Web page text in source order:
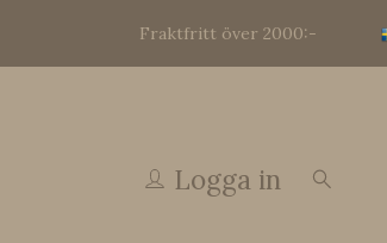
Fraktfritt över 2000:-
Logga in